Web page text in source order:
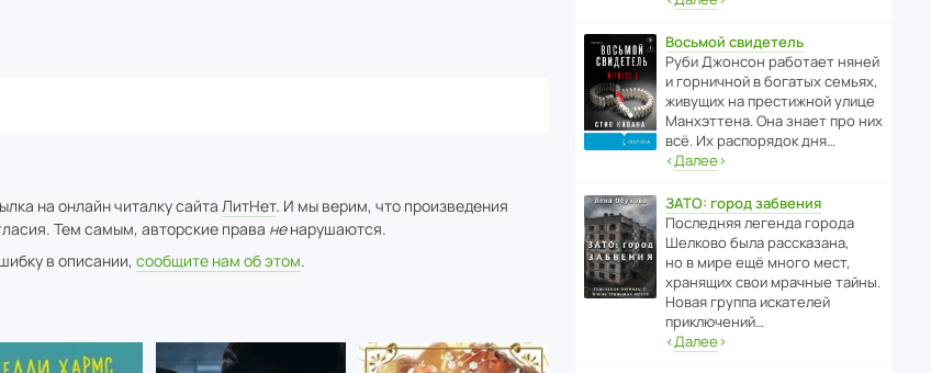
на онлайн читалку сайта ЛитНет. И мы верим, что произведения
Тем самым, авторские права ненарушаются.
в описании, сообщите нам об этом.
Восьмой свидетель
Руби Джонсон рабо­тает няней
и горни­чной в богатых семьях,
живущих на прес­ти­жной улице
Манх­эт­тена. Она знает про них
всё. Их распо­рядок дня…
‹Далее›
ЗАТО: город забвения
После­дняя легенда города
Шелково была расска­зана,
но в мире ещё много мест,
хранящих свои мрачные тайны.
Новая группа иска­телей
приключений…
‹Далее›